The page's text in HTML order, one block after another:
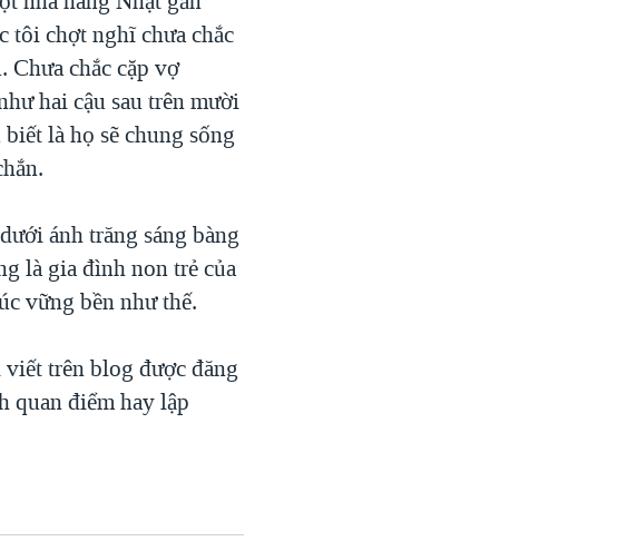
tôi chợt nghĩ chưa chắc
Chưa chắc cặp vợ
hai cậu sau trên mười
là họ sẽ chung sống
ánh trăng sáng bàng
là gia đình non trẻ của
vững bền như thế.
trên blog được đăng
quan điểm hay lập